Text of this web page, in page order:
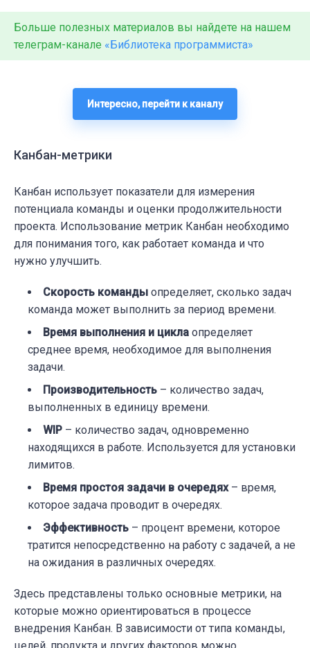
Больше полезных материалов вы найдете на нашем
телеграм-канале «Библиотека программиста»
Интересно, перейти к каналу
Канбан-метрики
Канбан использует показатели для измерения
потенциала команды и оценки продолжительности
проекта. Использование метрик Канбан необходимо
для понимания того, как работает команда и что
нужно улучшить.
Скорость команды определяет, сколько задач
команда может выполнить за период времени.
Время выполнения и цикла определяет
среднее время, необходимое для выполнения
задачи.
Производительность – количество задач,
выполненных в единицу времени.
WIP – количество задач, одновременно
находящихся в работе. Используется для установки
лимитов.
Время простоя задачи в очередях– время,
которое задача проводит в очередях.
Эффективность – процент времени, которое
тратится непосредственно на работу с задачей, а не
на ожидания в различных очередях.
Здесь представлены только основные метрики, на
которые можно ориентироваться в процессе
внедрения Канбан. В зависимости от типа команды,